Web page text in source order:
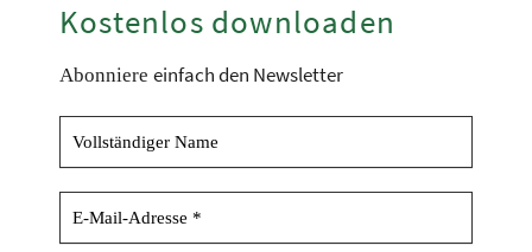
Kostenlos downloaden
Abonniere einfach den Newsletter